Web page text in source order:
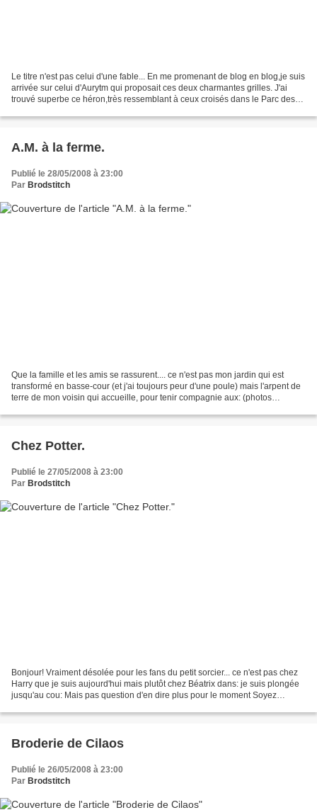
Le titre n'est pas celui d'une fable... En me promenant de blog en blog,je suis
arrivée sur celui d'Aurytm qui proposait ces deux charmantes grilles. J'ai
trouvé superbe ce héron,très ressemblant à ceux croisés dans le Parc des
A.M. à la ferme.
Publié le 28/05/2008 à 23:00
Par Brodstitch
Que la famille et les amis se rassurent.... ce n'est pas mon jardin qui est
transformé en basse-cour (et j'ai toujours peur d'une poule) mais l'arpent de
terre de mon voisin qui accueille, pour tenir compagnie aux: (photos
Chez Potter.
Publié le 27/05/2008 à 23:00
Par Brodstitch
Bonjour! Vraiment désolée pour les fans du petit sorcier... ce n'est pas chez
Harry que je suis aujourd'hui mais plutôt chez Béatrix dans: je suis plongée
jusqu'au cou: Mais pas question d'en dire plus pour le moment Soyez
Broderie de Cilaos
Publié le 26/05/2008 à 23:00
Par Brodstitch